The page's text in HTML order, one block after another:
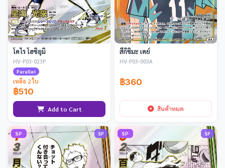
โคไร โฮชิอุมิ
HV-P03-023P
Parallel
เหลือ 2 ใบ
฿510
Add to Cart
สึกิชิมะ เคย์
HV-P03-003A
฿360
สินค้าหมด
SP SP SP SP